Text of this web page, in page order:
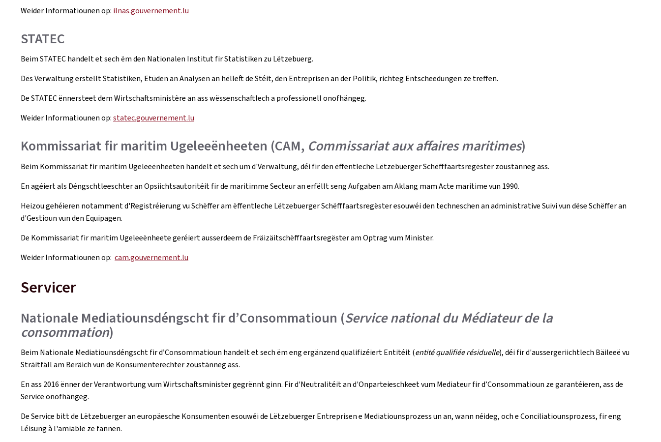
Weider Informatiounen op: ilnas.gouvernement.lu
STATEC
Beim STATEC handelt et sech ëm den Nationalen Institut fir Statistiken zu Lëtzebuerg.
Dës Verwaltung erstellt Statistiken, Etüden an Analysen an hëlleft de Stéit, den Entreprisen an der Politik, richteg Entscheedungen ze treffen.
De STATEC ënnersteet dem Wirtschaftsministère an ass wëssenschaftlech a professionell onofhängeg.
Weider Informatiounen op:statec.gouvernement.lu
Kommissariat fir maritim Ugeleeënheeten (CAM, Commissariat aux affaires maritimes)
Beim Kommissariat fir maritim Ugeleeënheeten handelt et sech um d'Verwaltung, déi fir den ëffentleche Lëtzebuerger Schëfffaartsregëster zoustänneg ass.
En agéiert als Déngschtleeschter an Opsiichtsautoritéit fir de maritimme Secteur an erfëllt seng Aufgaben am Aklang mam Acte maritime vun 1990.
Heizou gehéieren notamment d'Registréierung vu Schëffer am ëffentleche Lëtzebuerger Schëfffaartsregëster esouwéi den techneschen an administrative Suivi vun dëse Schëffer an
d'Gestioun vun den Equipagen.
De Kommissariat fir maritim Ugeleeënheete geréiert ausserdeem de Fräizäitschëfffaartsregëster am Optrag vum Minister.
Weider Informatiounen op: cam.gouvernement.lu
Servicer
Nationale Mediatiounsdéngscht fir d’Consommatioun (Service national du Médiateur de la
consommation)
Beim Nationale Mediatiounsdéngscht fir d’Consommatioun handelt et sech ëm eng ergänzend qualifizéiert Entitéit (entité qualifiée résiduelle), déi fir d'aussergeriichtlech Bäileeë vu
Sträitfäll am Beräich vun de Konsumenterechter zoustänneg ass.
En ass 2016 ënner der Verantwortung vum Wirtschaftsminister gegrënnt ginn. Fir d'Neutralitéit an d'Onparteieschkeet vum Mediateur fir d’Consommatioun ze garantéieren, ass de
Service onofhängeg.
De Service bitt de Lëtzebuerger an europäesche Konsumenten esouwéi de Lëtzebuerger Entreprisen e Mediatiounsprozess un an, wann néideg, och e Conciliatiounsprozess, fir eng
Léisung à l'amiable ze fannen.